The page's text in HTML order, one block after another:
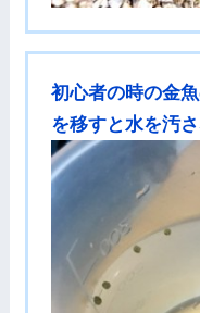
初心者の時の金
を移すと水を汚